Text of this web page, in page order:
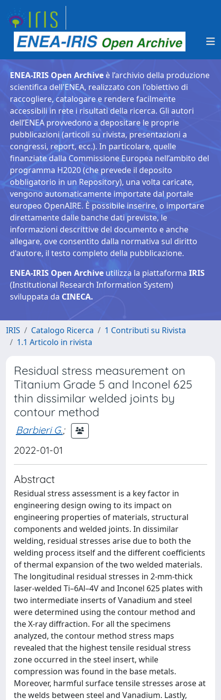
ENEA-IRIS Open Archive è l’archivio della produzione
scientifica dell'ENEA, realizzato con l'obiettivo di
raccogliere, catalogare e rendere facilmente
accessibili in rete i risultati della ricerca. Gli autori
dell’ENEA provvedono a depositare le proprie
pubblicazioni (articoli su rivista, presentazioni a
congressi, report, ecc.). In particolare, quelle
finanziate dalla Commissione Europea nell’ambito del
programma H2020 (che prevede il deposito
obbligatorio in un Repository), una volta caricate,
vengono automaticamente importate dal portale
europeo OpenAIRE. È possibile inserire, o importare
direttamente dalle banche dati previste, le
informazioni descrittive del documento e anche
allegare, ove consentito dalla normativa sul diritto
d'autore, il testo completo della pubblicazione.
ENEA-IRIS Open Archive utilizza la piattaforma IRIS
(Institutional Research Information System)
sviluppata da CINECA.
IRIS Catalogo Ricerca
1 Contributi su Rivista
1.1 Articolo in rivista
Residual stress measurement on
Titanium Grade 5 and Inconel 625
thin dissimilar welded joints by
contour method
Barbieri G.;
2022-01-01
Abstract
Residual stress assessment is a key factor in
engineering design owing to its impact on
engineering properties of materials, structural
components and welded joints. In dissimilar
welding, residual stresses arise due to both the
welding process itself and the different coefficients
of thermal expansion of the two welded materials.
The longitudinal residual stresses in 2-mm-thick
laser-welded Ti–6Al–4V and Inconel 625 plates with
two intermediate inserts of Vanadium and steel
were determined using the contour method and
the X-ray diffraction. For all the specimens
analyzed, the contour method stress maps
revealed that the highest tensile residual stress
zone occurred in the steel insert, while
compression was found in the base metals.
Moreover, harmful surface tensile stresses arose at
the welds between steel and Vanadium. Lastly,